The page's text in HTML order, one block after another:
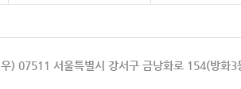
우) 07511 서울특별시 강서구 금낭화로 154(방화3